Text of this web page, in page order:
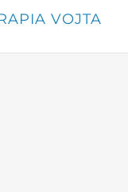
VOJTA